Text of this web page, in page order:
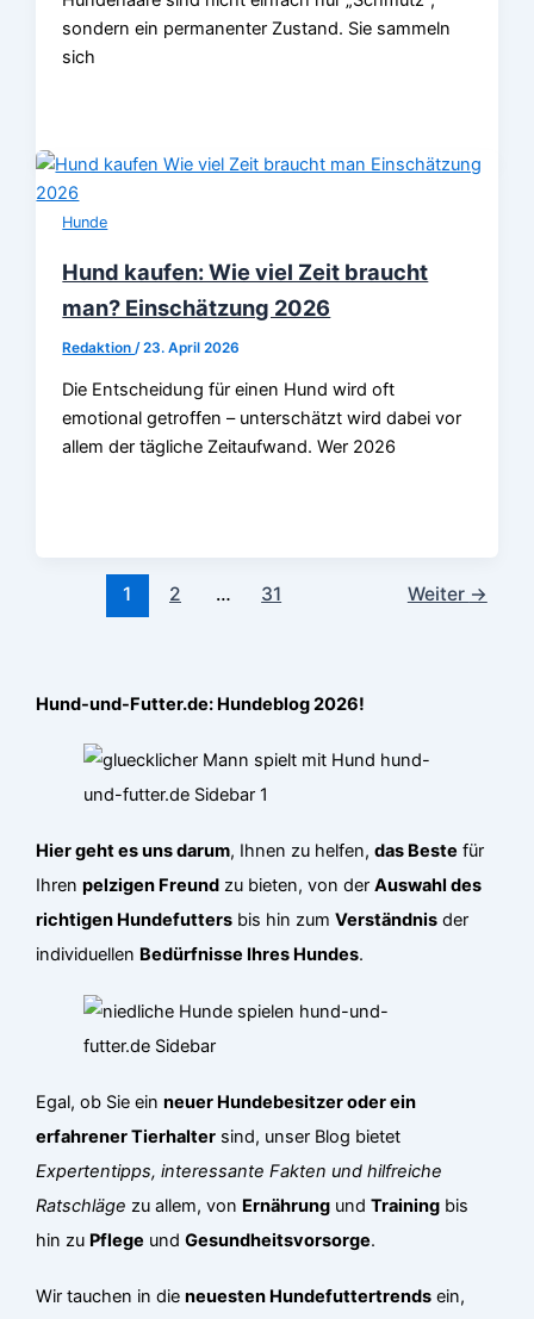
sondern ein permanenter Zustand. Sie sammeln
sich
Hunde
Hund kaufen: Wie viel Zeit braucht
man? Einschätzung 2026
Redaktion /23. April 2026
Die Entscheidung für einen Hund wird oft
emotional getroffen – unterschätzt wird dabei vor
allem der tägliche Zeitaufwand. Wer 2026
1 2 … 31 Weiter →
Hund-und-Futter.de: Hundeblog 2026!
Hier geht es uns darum, Ihnen zu helfen,das Beste für
Ihrenpelzigen Freund zu bieten, von derAuswahl des
richtigen Hundefutters bis hin zumVerständnis der
individuellen Bedürfnisse Ihres Hundes.
Egal, ob Sie einneuer Hundebesitzer oder ein
erfahrener Tierhalter sind, unser Blog bietet
Expertentipps, interessante Fakten und hilfreiche
Ratschläge zu allem, von Ernährung undTraining bis
hin zu Pflege undGesundheitsvorsorge.
Wir tauchen in dieneuesten Hundefuttertrends ein,